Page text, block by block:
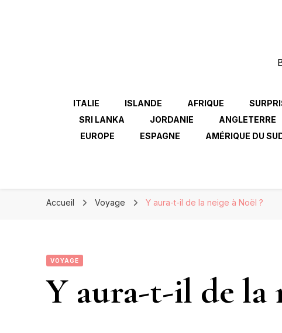
ITALIE ISLANDE AFRIQUE
SRI LANKA
JORDANIE ANGLETERRE
EUROPE
ESPAGNE AMÉRIQUE DU
Accueil Voyage Y aura-t-il de la neige à Noël ?
VOYAGE
Y aura-t-il de la